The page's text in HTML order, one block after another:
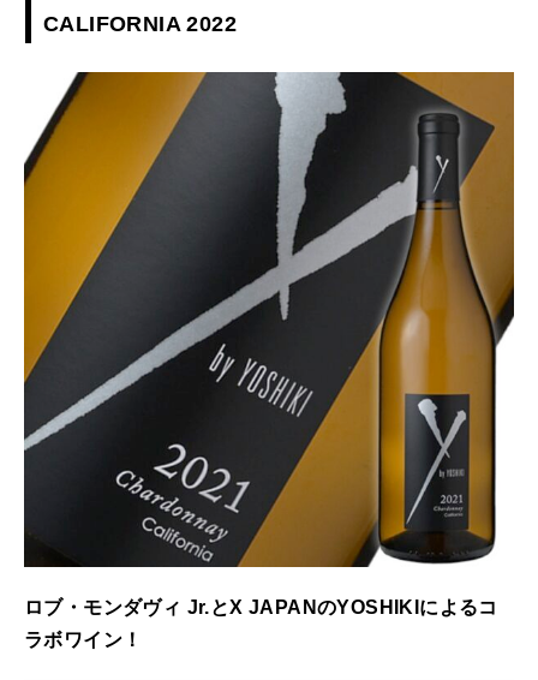
CALIFORNIA 2022
ロブ・モンダヴィ Jr.とX JAPANのYOSHIKIによるコ
ラボワイン！